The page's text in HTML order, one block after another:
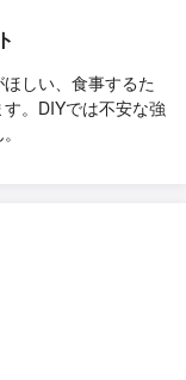
しい、食事するた
。DIYでは不安な強